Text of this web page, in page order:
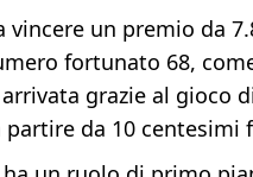
un premio da
fortunato 68,
grazie al gioco
da 10 centesimi